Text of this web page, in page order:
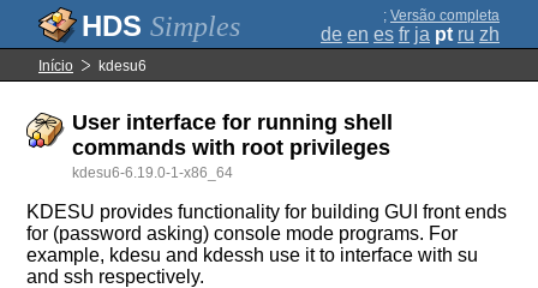
Simples ; Versão completa
de en es fr ja pt ru zh
Início kdesu6
User interface for running shell
commands with root privileges
kdesu6-6.19.0-1-x86_64
KDESU provides functionality for building GUI front ends
for (password asking) console mode programs. For
example, kdesu and kdessh use it to interface with su
and ssh respectively.